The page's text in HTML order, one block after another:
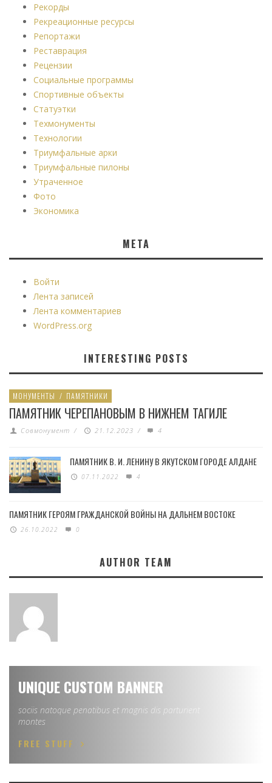
Рекорды
Рекреационные ресурсы
Репортажи
Реставрация
Рецензии
Социальные программы
Спортивные объекты
Статуэтки
Техмонументы
Технологии
Триумфальные арки
Триумфальные пилоны
Утраченное
Фото
Экономика
МЕТА
Войти
Лента записей
Лента комментариев
WordPress.org
INTERESTING POSTS
МОНУМЕНТЫ / ПАМЯТНИКИ
ПАМЯТНИК ЧЕРЕПАНОВЫМ В НИЖНЕМ ТАГИЛЕ
Совмонумент / 21.12.2023 / 4
ПАМЯТНИК В. И. ЛЕНИНУ В ЯКУТСКОМ ГОРОДЕ АЛДАНЕ
07.11.2022 4
ПАМЯТНИК ГЕРОЯМ ГРАЖДАНСКОЙ ВОЙНЫ НА ДАЛЬНЕМ ВОСТОКЕ
26.10.2022 0
AUTHOR TEAM
UNIQUE CUSTOM BANNER
sociis natoque penatibus et magnis dis parturient
montes
FREE STUFF